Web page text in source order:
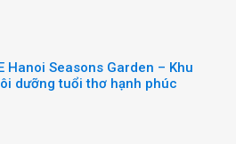
Hanoi Seasons Garden – Khu
dưỡng tuổi thơ hạnh phúc